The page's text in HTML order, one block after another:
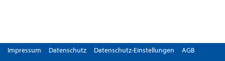
Impressum Datenschutz Datenschutz-Einstellungen AGB